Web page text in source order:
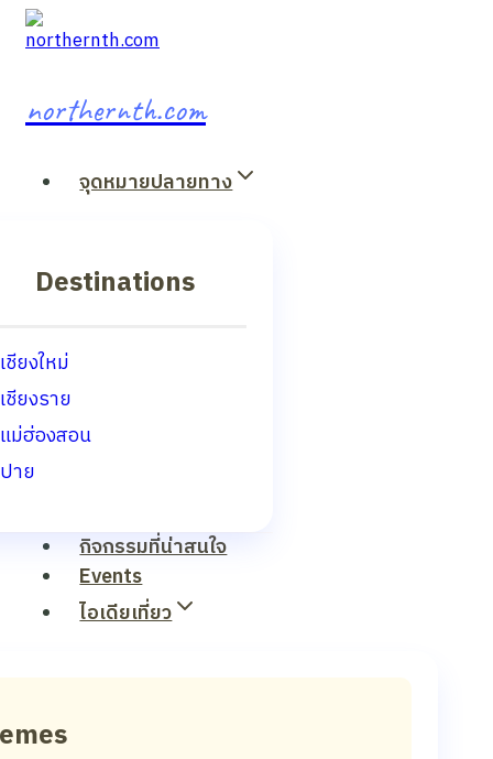
Skip
northernth.com
จุดหมายปลายทาง
Destinations
เชียงใหม่
เชียงราย
แม่ฮ่องสอน
ปาย
กิจกรรมที่น่าสนใจ
Events
ไอเดียเที่ยว